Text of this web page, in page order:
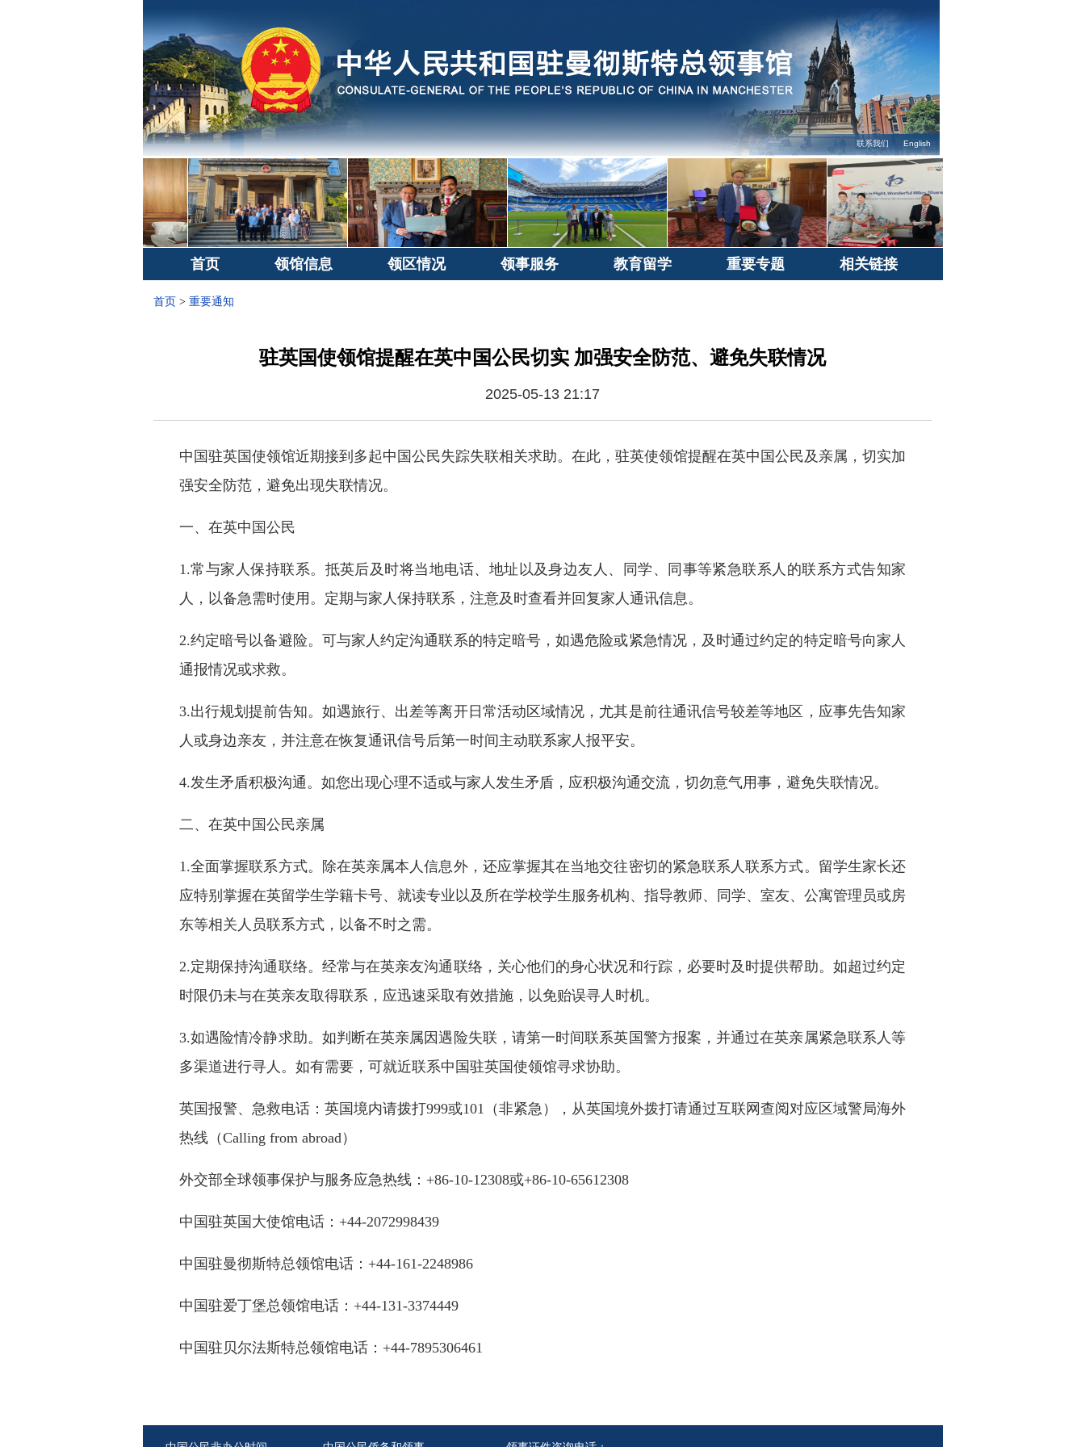
联系我们 English
首页 领馆信息 领区情况 领事服务 教育留学 重要专题 相关链接
首页 > 重要通知
驻英国使领馆提醒在英中国公民切实 加强安全防范、避免失联情况
2025-05-13 21:17
中国驻英国使领馆近期接到多起中国公民失踪失联相关求助。在此，驻英使领馆提醒在英中国公民及亲属，切实加
强安全防范，避免出现失联情况。
一、在英中国公民
1.常与家人保持联系。抵英后及时将当地电话、地址以及身边友人、同学、同事等紧急联系人的联系方式告知家
人，以备急需时使用。定期与家人保持联系，注意及时查看并回复家人通讯信息。
2.约定暗号以备避险。可与家人约定沟通联系的特定暗号，如遇危险或紧急情况，及时通过约定的特定暗号向家人
通报情况或求救。
3.出行规划提前告知。如遇旅行、出差等离开日常活动区域情况，尤其是前往通讯信号较差等地区，应事先告知家
人或身边亲友，并注意在恢复通讯信号后第一时间主动联系家人报平安。
4.发生矛盾积极沟通。如您出现心理不适或与家人发生矛盾，应积极沟通交流，切勿意气用事，避免失联情况。
二、在英中国公民亲属
1.全面掌握联系方式。除在英亲属本人信息外，还应掌握其在当地交往密切的紧急联系人联系方式。留学生家长还
应特别掌握在英留学生学籍卡号、就读专业以及所在学校学生服务机构、指导教师、同学、室友、公寓管理员或房
东等相关人员联系方式，以备不时之需。
2.定期保持沟通联络。经常与在英亲友沟通联络，关心他们的身心状况和行踪，必要时及时提供帮助。如超过约定
时限仍未与在英亲友取得联系，应迅速采取有效措施，以免贻误寻人时机。
3.如遇险情冷静求助。如判断在英亲属因遇险失联，请第一时间联系英国警方报案，并通过在英亲属紧急联系人等
多渠道进行寻人。如有需要，可就近联系中国驻英国使领馆寻求协助。
英国报警、急救电话：英国境内请拨打999或101（非紧急），从英国境外拨打请通过互联网查阅对应区域警局海外
热线（Calling from abroad）
外交部全球领事保护与服务应急热线：+86-10-12308或+86-10-65612308
中国驻英国大使馆电话：+44-2072998439
中国驻曼彻斯特总领馆电话：+44-161-2248986
中国驻爱丁堡总领馆电话：+44-131-3374449
中国驻贝尔法斯特总领馆电话：+44-7895306461